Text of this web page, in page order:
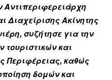
Αντιπεριφερειάρχη
Διαχείρισης Ακίνητης
συζήτησε για την
τουριστικών και
Περιφέρειας, καθώς
δομών και